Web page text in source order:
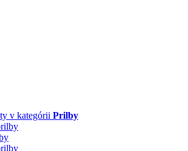
v kategórii Prilby